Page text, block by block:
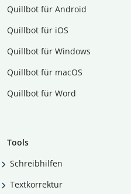
Quillbot für Android
Quillbot für iOS
Quillbot für Windows
Quillbot für macOS
Quillbot für Word
Tools
Schreibhilfen
Textkorrektur